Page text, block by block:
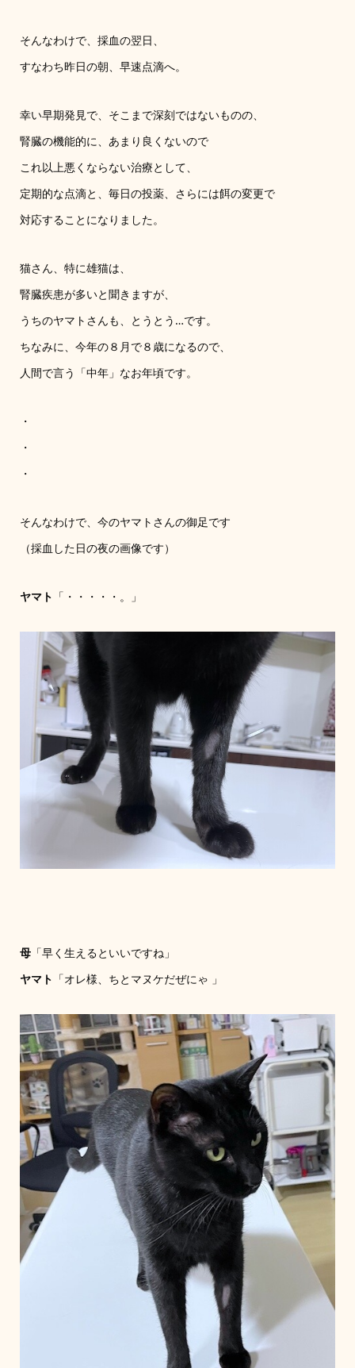
そんなわけで、採血の翌日、
すなわち昨日の朝、早速点滴へ。
幸い早期発見で、そこまで深刻ではないものの、
腎臓の機能的に、あまり良くないので
これ以上悪くならない治療として、
定期的な点滴と、毎日の投薬、さらには餌の変更で
対応することになりました。
猫さん、特に雄猫は、
腎臓疾患が多いと聞きますが、
うちのヤマトさんも、とうとう…です。
ちなみに、今年の８月で８歳になるので、
人間で言う「中年」なお年頃です。
・
・
・
そんなわけで、今のヤマトさんの御足です
（採血した日の夜の画像です）
ヤマト 「・・・・・。」
母「早く生えるといいですね」
ヤマト 「オレ様、ちとマヌケだぜにゃ 」